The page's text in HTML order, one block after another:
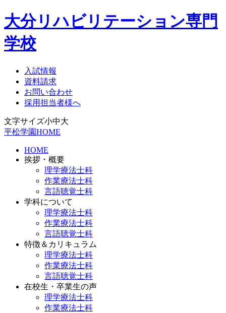
大分リハビリテーション専門
学校
入試情報
資料請求
お問い合わせ
採用担当者様へ
文字サイズ小中大
平松学園HOME
HOME
挨拶・概要
理学療法士科
作業療法士科
言語聴覚士科
学科について
理学療法士科
作業療法士科
言語聴覚士科
特徴＆カリキュラム
理学療法士科
作業療法士科
言語聴覚士科
在校生・卒業生の声
理学療法士科
作業療法士科